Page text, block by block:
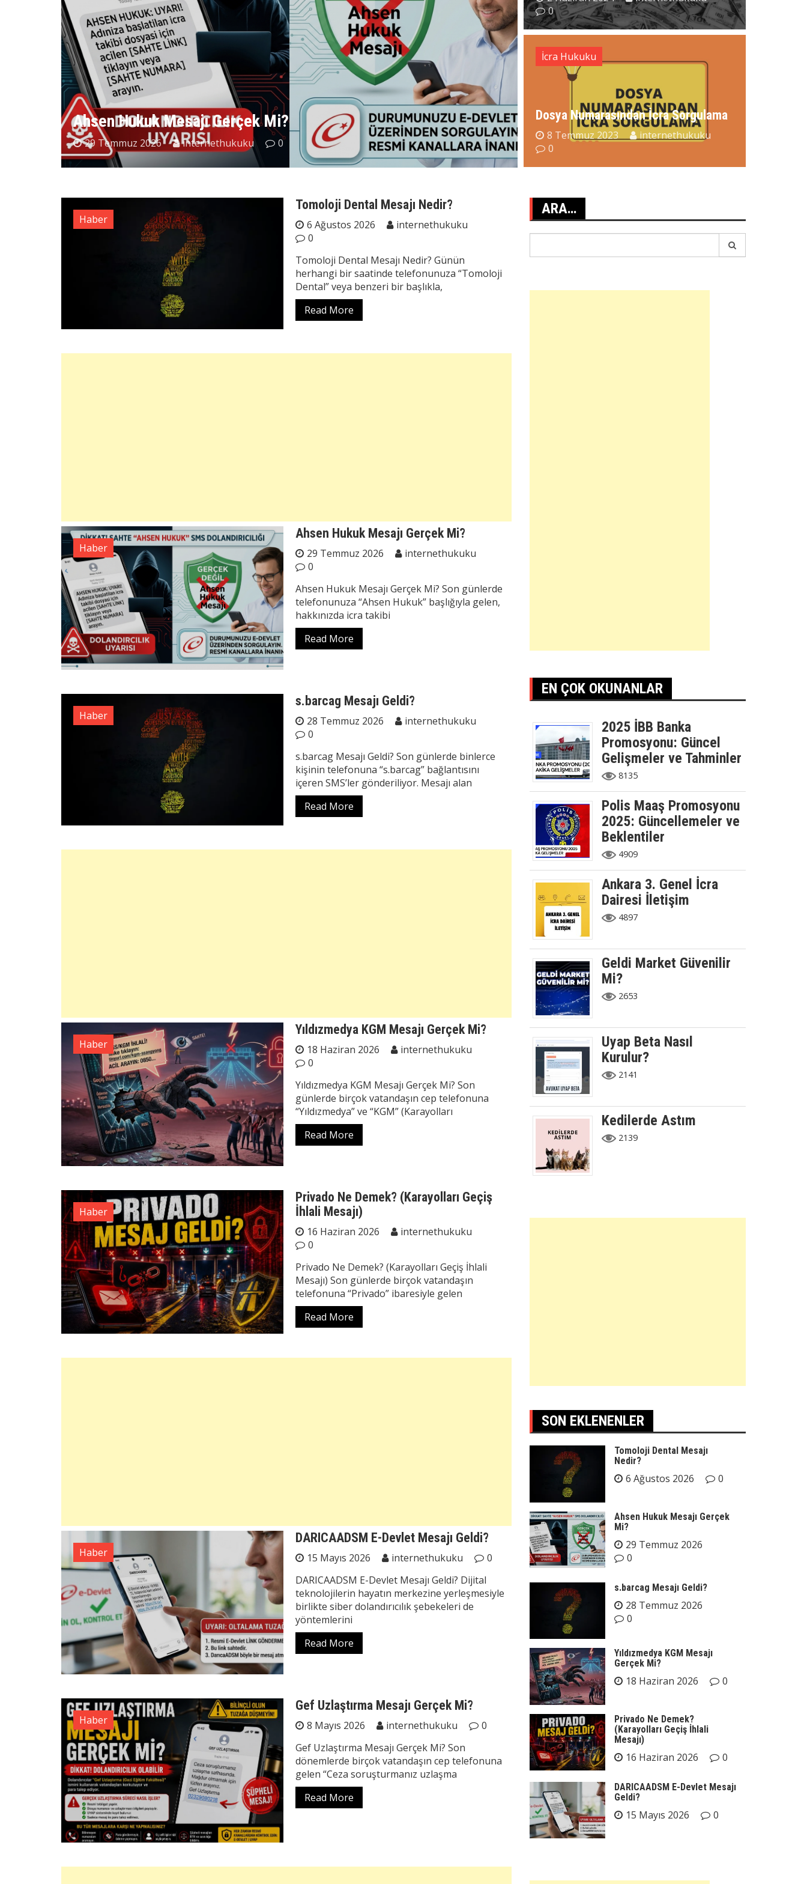
Ahsen Hukuk Mesajı Gerçek Mi?
29 Temmuz 2026 internethukuku 0
s.barcag Mesajı Geldi?
28 Temmuz 2026 internethukuku
0
İcra Hukuku
Dosya Numarasından İcra Sorgulama
8 Temmuz 2023
internethukuku
0
Haber
Tomoloji Dental Mesajı Nedir?
6 Ağustos 2026
internethukuku
0
Tomoloji Dental Mesajı Nedir? Günün
herhangi bir saatinde telefonunuza “Tomoloji
Dental” veya benzeri bir başlıkla,
Read More
Haber
Ahsen Hukuk Mesajı Gerçek Mi?
29 Temmuz 2026
internethukuku
0
Ahsen Hukuk Mesajı Gerçek Mi? Son günlerde
telefonunuza “Ahsen Hukuk” başlığıyla gelen,
hakkınızda icra takibi
Read More
Haber
s.barcag Mesajı Geldi?
28 Temmuz 2026
internethukuku
0
s.barcag Mesajı Geldi? Son günlerde binlerce
kişinin telefonuna “s.barcag” bağlantısını
içeren SMS’ler gönderiliyor. Mesajı alan
Read More
Haber
Yıldızmedya KGM Mesajı Gerçek Mi?
18 Haziran 2026
internethukuku
0
Yıldızmedya KGM Mesajı Gerçek Mi? Son
günlerde birçok vatandaşın cep telefonuna
“Yıldızmedya” ve “KGM” (Karayolları
Read More
Haber
Privado Ne Demek? (Karayolları Geçiş
İhlali Mesajı)
16 Haziran 2026
internethukuku
0
Privado Ne Demek? (Karayolları Geçiş İhlali
Mesajı) Son günlerde birçok vatandaşın
telefonuna “Privado” ibaresiyle gelen
Read More
Haber
DARICAADSM E-Devlet Mesajı Geldi?
15 Mayıs 2026 internethukuku
0
DARICAADSM E-Devlet Mesajı Geldi? Dijital
teknolojilerin hayatın merkezine yerleşmesiyle
birlikte siber dolandırıcılık şebekeleri de
yöntemlerini
Read More
Haber
Gef Uzlaştırma Mesajı Gerçek Mi?
8 Mayıs 2026 internethukuku
0
Gef Uzlaştırma Mesajı Gerçek Mi? Son
dönemlerde birçok vatandaşın cep telefonuna
gelen “Ceza soruşturmanız uzlaşma
Read More
ARA…
EN ÇOK OKUNANLAR
2025 İBB Banka
Promosyonu: Güncel
Gelişmeler ve Tahminler
8135
Polis Maaş Promosyonu
2025: Güncellemeler ve
Beklentiler
4909
Ankara 3. Genel İcra
Dairesi İletişim
4897
Geldi Market Güvenilir
Mi?
2653
Uyap Beta Nasıl
Kurulur?
2141
Kedilerde Astım
2139
SON EKLENENLER
Tomoloji Dental Mesajı
Nedir?
6 Ağustos 2026 0
Ahsen Hukuk Mesajı Gerçek
Mi?
29 Temmuz 2026
0
s.barcag Mesajı Geldi?
28 Temmuz 2026
0
Yıldızmedya KGM Mesajı
Gerçek Mi?
18 Haziran 2026 0
Privado Ne Demek?
(Karayolları Geçiş İhlali
Mesajı)
16 Haziran 2026 0
DARICAADSM E-Devlet Mesajı
Geldi?
15 Mayıs 2026 0